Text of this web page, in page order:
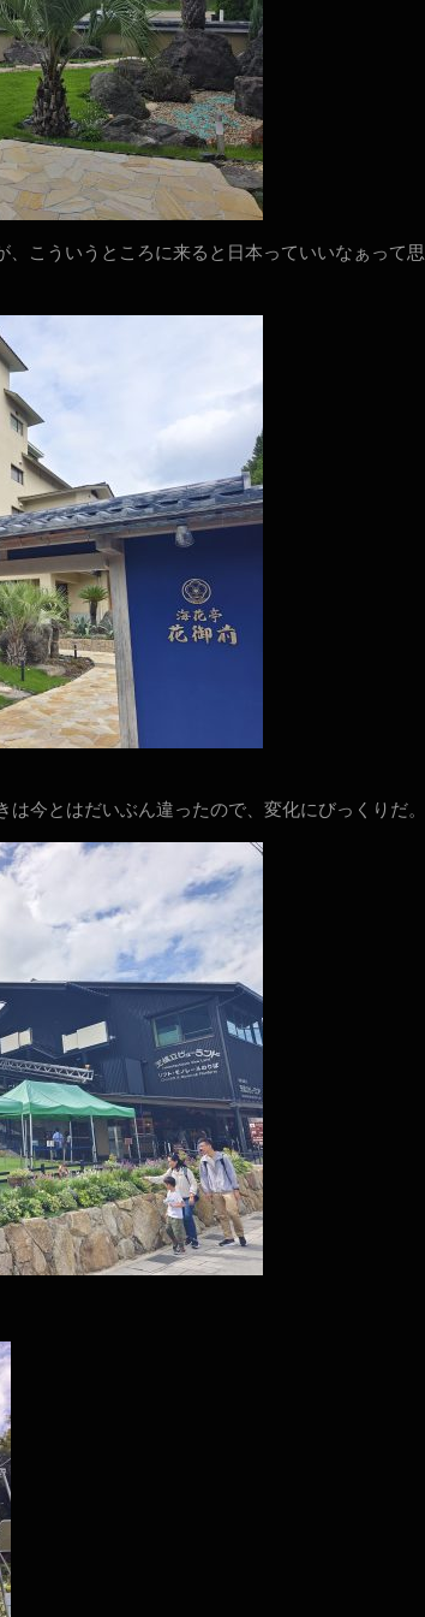
こういうところに来ると日本っていいなぁって思
今とはだいぶん違ったので、変化にびっくりだ。